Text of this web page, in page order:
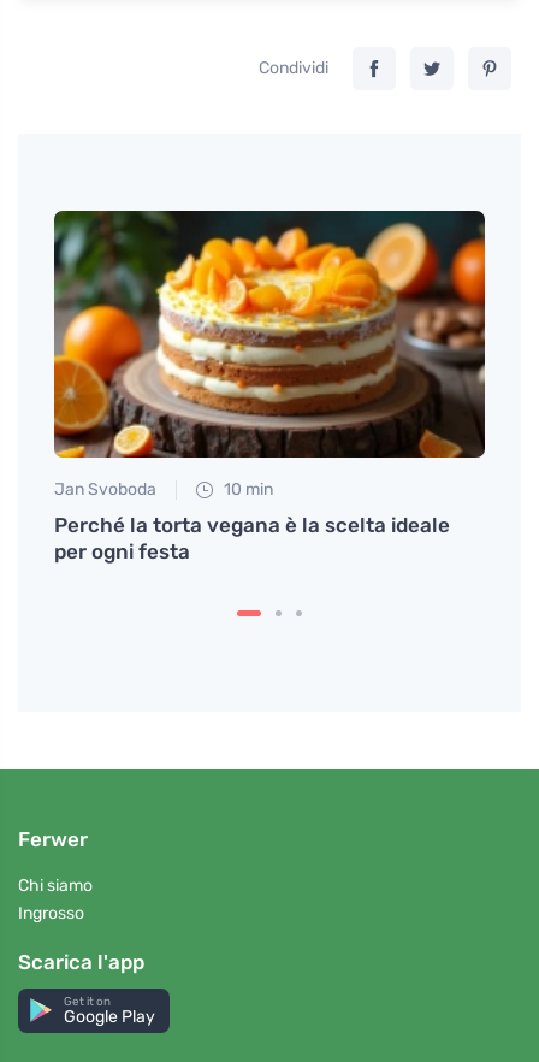
Condividi
Jan Svoboda 10 min
Perché la torta vegana è la scelta ideale
per ogni festa
Ferwer
Chi siamo
Ingrosso
Scarica l'app
Get it on
Google Play